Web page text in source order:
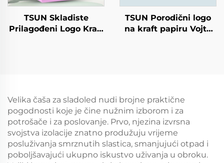
TSUN Skladiste
Prilagođeni Logo Kraft
TSUN Porodični logo
na kraft papiru Vojta
Štapci
Velika čaša za sladoled nudi brojne praktične
pogodnosti koje je čine nužnim izborom i za
potrošače i za poslovanje. Prvo, njezina izvrsna
svojstva izolacije znatno produžuju vrijeme
posluživanja smrznutih slastica, smanjujući otpad i
poboljšavajući ukupno iskustvo uživanja u obroku.